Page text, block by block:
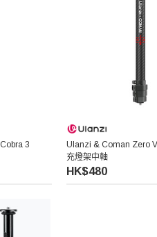
3
Ulanzi & Coman Zero
充燈架中軸
HK$480